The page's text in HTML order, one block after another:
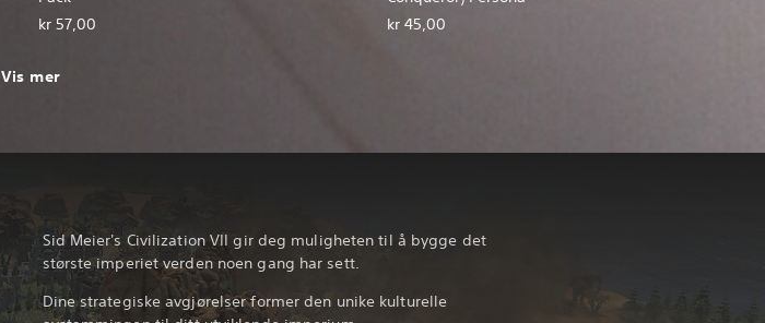
kr 57,00 kr 45,00
Vis mer
Sid Meier's Civilization VII gir deg muligheten til å bygge det
største imperiet verden noen gang har sett.
Dine strategiske avgjørelser former den unike kulturelle